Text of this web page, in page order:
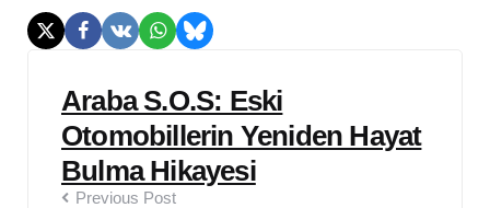
navigation
Araba S.O.S: Eski
Otomobillerin Yeniden Hayat
Bulma Hikayesi
Previous Post